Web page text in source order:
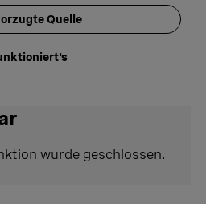
Quelle
wurde geschlossen.